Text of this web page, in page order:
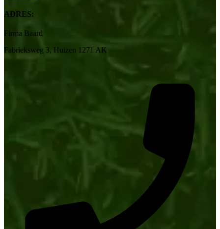
ADRES:
Firma Baard
Fabrieksweg 3, Huizen 1271 AK